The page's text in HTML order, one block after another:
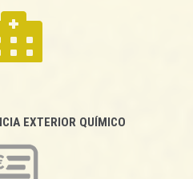
EXTERIOR QUÍMICO